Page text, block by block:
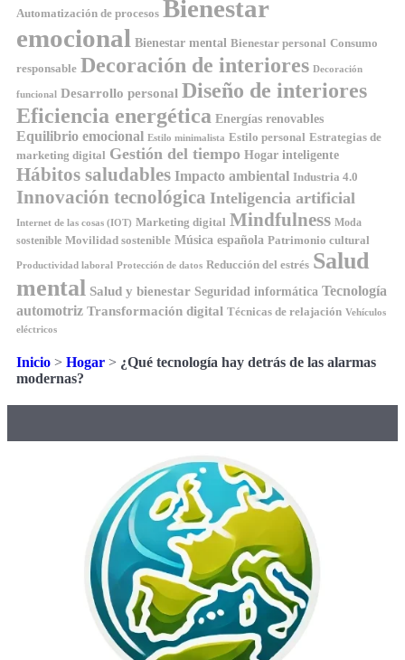
Automatización de procesos Bienestar
emocional Bienestar mental Bienestar personal Consumo
responsable Decoración de interiores Decoración
funcional Desarrollo personal Diseño de interiores
Eficiencia energética Energías renovables
Equilibrio emocional Estilo minimalista Estilo personal Estrategias de
marketing digital Gestión del tiempo Hogar inteligente
Hábitos saludables Impacto ambiental Industria 4.0
Innovación tecnológica Inteligencia artificial
Internet de las cosas (IOT) Marketing digital Mindfulness Moda
sostenible Movilidad sostenible Música española Patrimonio cultural
Productividad laboral Protección de datos Reducción del estrés Salud
mental Salud y bienestar Seguridad informática Tecnología
automotriz Transformación digital Técnicas de relajación Vehículos
eléctricos
Inicio > Hogar > ¿Qué tecnología hay detrás de las alarmas
modernas?